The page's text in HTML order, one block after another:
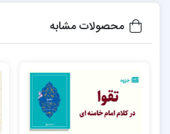
محصولات مشابه